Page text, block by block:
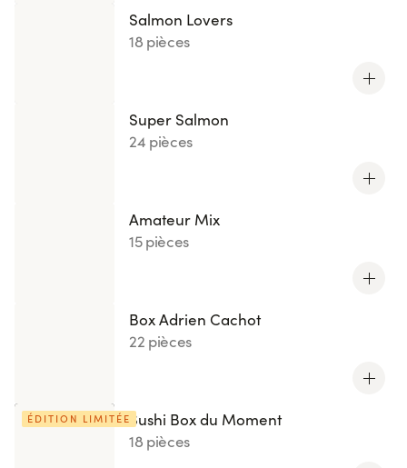
Salmon Lovers
18 pièces
Super Salmon
24 pièces
Amateur Mix
15 pièces
Box Adrien Cachot
22 pièces
ÉDITION LIMITÉE Sushi Box du Moment
18 pièces